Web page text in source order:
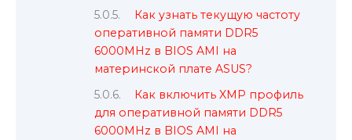
Как узнать текущую частоту
оперативной памяти DDR5
6000MHz в BIOS AMI на
материнской плате ASUS?
Как включить XMP профиль
для оперативной памяти DDR5
6000MHz в BIOS AMI на